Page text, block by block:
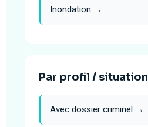
Inondation →
Par profil / situation
Avec dossier criminel →